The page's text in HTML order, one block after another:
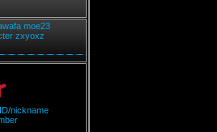
moe23
zxyoxz
nickname